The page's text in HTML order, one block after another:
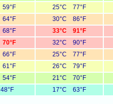
25°C 77°F
30°C 86°F
33°C 91°F
32°C 90°F
25°C 77°F
26°C 79°F
21°C 70°F
17°C 63°F